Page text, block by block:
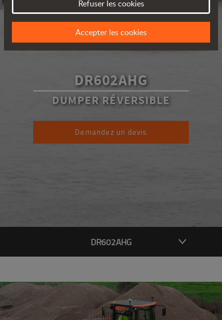
DR602AHG
DUMPER RÉVERSIBLE
Demandez un devis
DR602AHG
Refuser les cookies
Accepter les cookies